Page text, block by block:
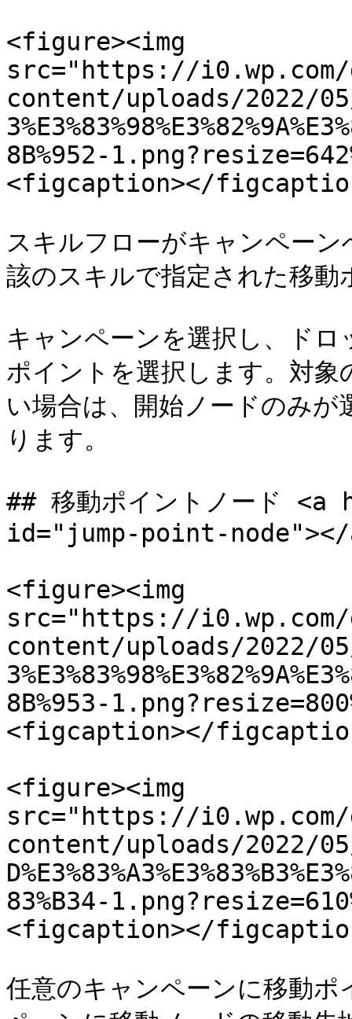
<figure><img
src="https://
content/uploads/2022/05/
8B%952-
<figcaption></
スキルフローがキャンペー
該のスキルで指定された移動
キャンペーンを選択し、ド
ポイントを選択します。対
い場合は、開始ノードのみ
ります。
## 移動ポイントノード
id="jump-point-node"></
<figure><img
src="https://
content/uploads/2022/05/
8B%953-
<figcaption></
<figure><img
src="https://
content/uploads/2022/05/
83%B34-
<figcaption></
任意のキャンペーンに移動